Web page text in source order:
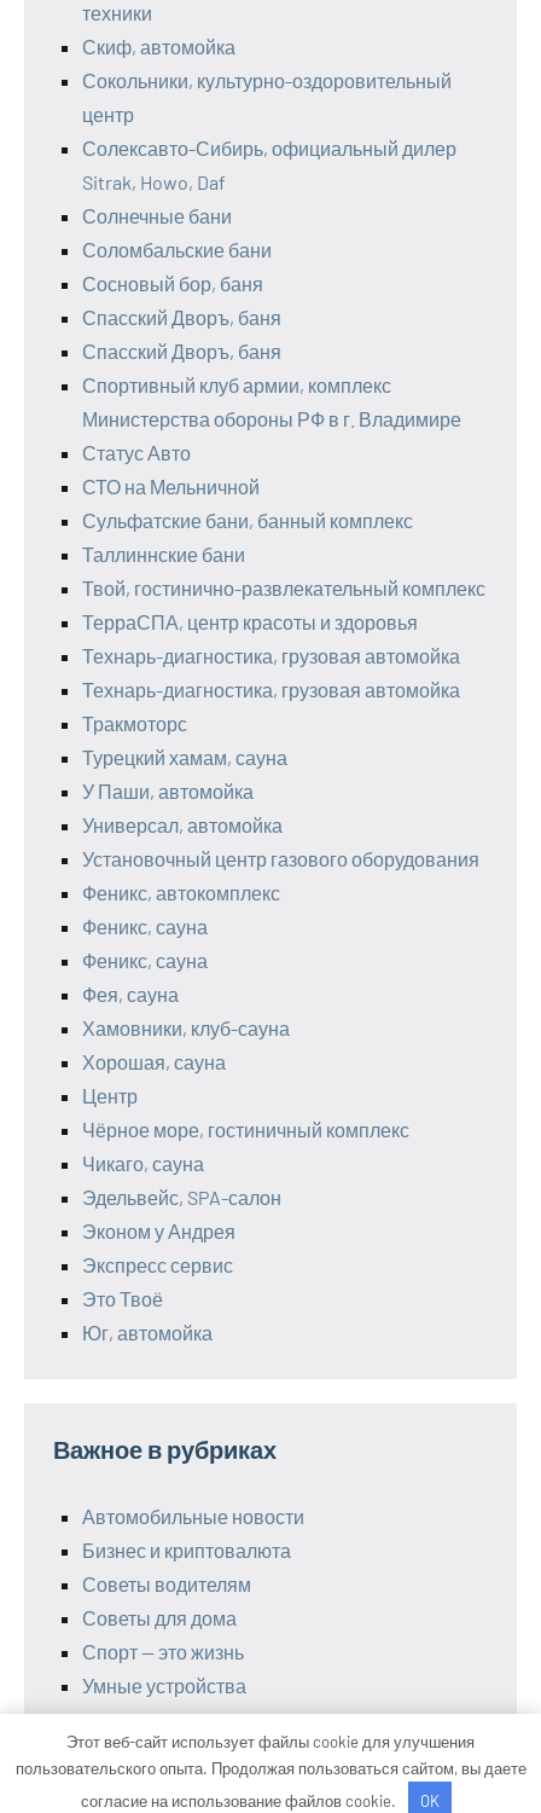
техники
Скиф, автомойка
Сокольники, культурно-оздоровительный
центр
Солексавто-Сибирь, официальный дилер
Sitrak, Howo, Daf
Солнечные бани
Соломбальские бани
Сосновый бор, баня
Спасский Дворъ, баня
Спасский Дворъ, баня
Спортивный клуб армии, комплекс
Министерства обороны РФ в г. Владимире
Статус Авто
СТО на Мельничной
Сульфатские бани, банный комплекс
Таллиннские бани
Твой, гостинично-развлекательный комплекс
ТерраСПА, центр красоты и здоровья
Технарь-диагностика, грузовая автомойка
Технарь-диагностика, грузовая автомойка
Тракмоторс
Турецкий хамам, сауна
У Паши, автомойка
Универсал, автомойка
Установочный центр газового оборудования
Феникс, автокомплекс
Феникс, сауна
Феникс, сауна
Фея, сауна
Хамовники, клуб-сауна
Хорошая, сауна
Центр
Чёрное море, гостиничный комплекс
Чикаго, сауна
Эдельвейс, SPA-салон
Эконом у Андрея
Экспресс сервис
Это Твоё
Юг, автомойка
Важное в рубриках
Автомобильные новости
Бизнес и криптовалюта
Советы водителям
Советы для дома
Спорт — это жизнь
Умные устройства
Тема WordPress: Occasio от ThemeZee.
Этот веб-сайт использует файлы cookie для улучшения
пользовательского опыта. Продолжая пользоваться сайтом, вы даете
согласие на использование файлов cookie.
OK